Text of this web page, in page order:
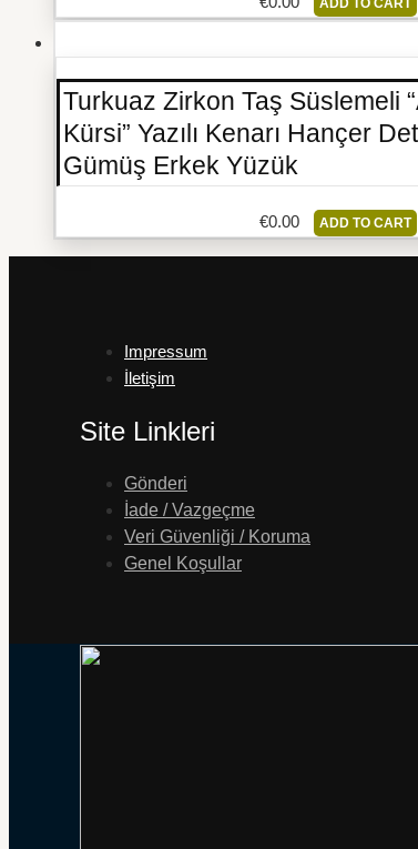
ADD TO CART
Turkuaz Zirkon Taş Süslemeli
Kürsi” Yazılı Kenarı Hançer
Gümüş Erkek Yüzük
€0.00 ADD TO CART
Impressum
İletişim
Site Linkleri
Gönderi
İade / Vazgeçme
Veri Güvenliği / Koruma
Genel Koşullar